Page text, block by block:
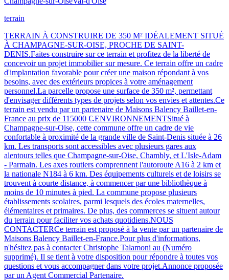
terrain
TERRAIN À CONSTRUIRE DE 350 M² IDÉALEMENT SITUÉ
À CHAMPAGNE-SUR-OISE, PROCHE DE SAINT-
DENIS.Faites construire sur ce terrain et profitez de la liberté de
concevoir un projet immobilier sur mesure. Ce terrain offre un cadre
d'implantation favorable pour créer une maison répondant à vos
besoins, avec des extérieurs propices à votre aménagement
personnel.La parcelle propose une surface de 350 m², permettant
d'envisager différents types de projets selon vos envies et attentes.Ce
terrain est vendu par un partenaire de Maisons Balency Baillet-en-
France au prix de 115000 €.ENVIRONNEMENTSitué à
Champagne-sur-Oise, cette commune offre un cadre de vie
confortable à proximité de la grande ville de Saint-Denis située à 26
km. Les transports sont accessibles avec plusieurs gares aux
alentours telles que Champagne-sur-Oise, Chambly, et L'Isle-Adam
- Parmain. Les axes routiers comprennent l'autoroute A16 à 2 km et
la nationale N184 à 6 km. Des équipements culturels et de loisirs se
trouvent à courte distance, à commencer par une bibliothèque à
moins de 10 minutes à pied. La commune propose plusieurs
établissements scolaires, parmi lesquels des écoles maternelles,
élémentaires et primaires. De plus, des commerces se situent autour
du terrain pour faciliter vos achats quotidiens.NOUS
CONTACTERCe terrain est proposé à la vente par un partenaire de
Maisons Balency Baillet-en-France.Pour plus d'informations,
n'hésitez pas à contacter Christophe Talamoni au (Numéro
supprimé). Il se tient à votre disposition pour répondre à toutes vos
questions et vous accompagner dans votre projet.Annonce proposée
par un Agent Commercial Partenaire.